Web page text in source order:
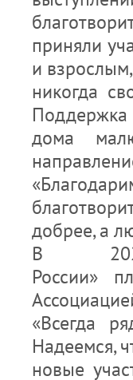
приняли
и
никогда
дома
добрее, а
В
России»
«Всегда
Надеемся,
новые